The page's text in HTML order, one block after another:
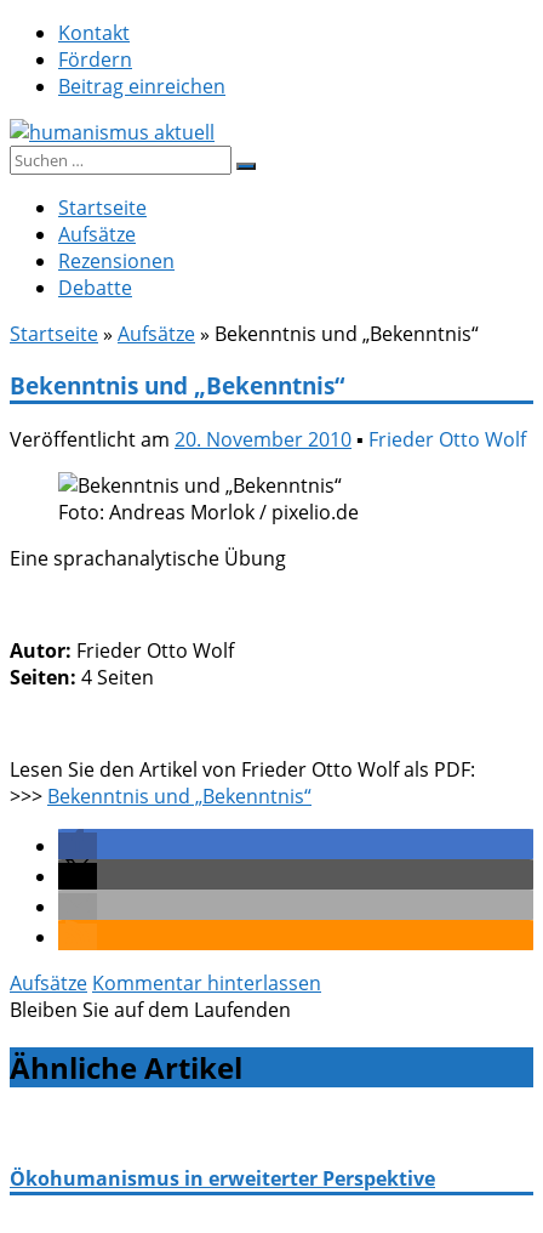
Zum
Inhalt
springen
Kontakt
Fördern
Beitrag einreichen
humanismus aktuell
Suche
Startseite
Aufsätze
Rezensionen
Debatte
Startseite» Aufsätze» Bekenntnis und „Bekenntnis“
Bekenntnis und „Bekenntnis“
Veröffentlicht am 20. November 2010▪ Frieder Otto Wolf
Foto: Andreas Morlok / pixelio.de
Eine sprachanalytische Übung
Autor: Frieder Otto Wolf
Seiten: 4 Seiten
Lesen Sie den Artikel von Frieder Otto Wolf als PDF:
>>> Bekenntnis und „Bekenntnis“
Aufsätze Kommentar hinterlassen
Bleiben Sie auf dem Laufenden
Ähnliche Artikel
Ökohumanismus in erweiterter Perspektive